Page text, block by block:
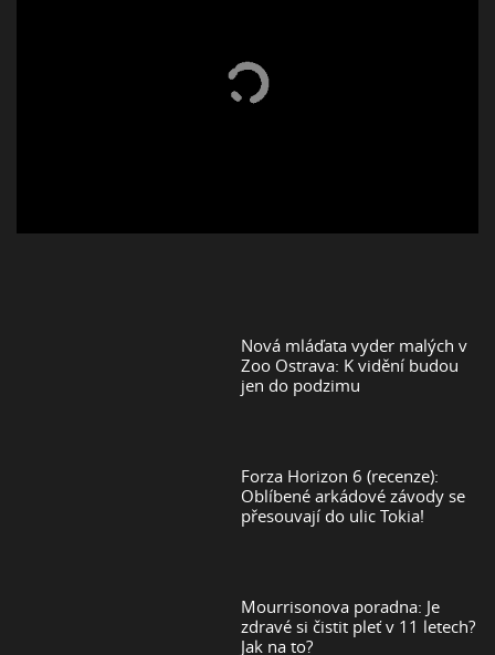
Nová mláďata vyder malých v
Zoo Ostrava: K vidění budou
jen do podzimu
Forza Horizon 6 (recenze):
Oblíbené arkádové závody se
přesouvají do ulic Tokia!
Mourrisonova poradna: Je
zdravé si čistit pleť v 11 letech?
Jak na to?